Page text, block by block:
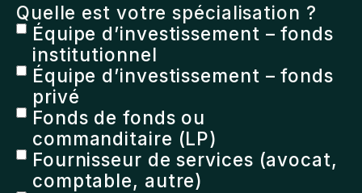
Quelle est votre spécialisation ?
Équipe d’investissement – fonds
institutionnel
Équipe d’investissement – fonds
privé
Fonds de fonds ou
commanditaire (LP)
Fournisseur de services (avocat,
comptable, autre)